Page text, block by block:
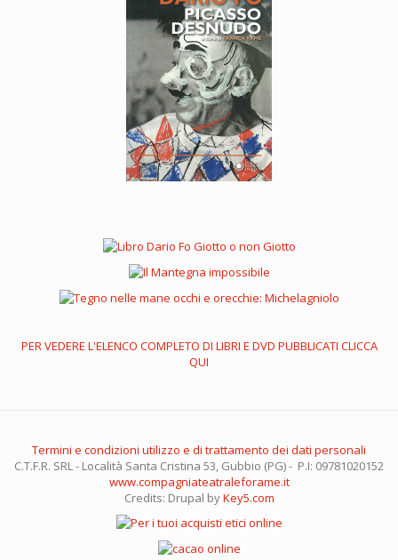
PER VEDERE L'ELENCO COMPLETO DI LIBRI E DVD PUBBLICATI CLICCA
QUI
Termini e condizioni utilizzo e di trattamento dei dati personali
C.T.F.R. SRL - Località Santa Cristina 53, Gubbio (PG) - P.I: 09781020152
www.compagniateatraleforame.it
Credits: Drupal byKey5.com